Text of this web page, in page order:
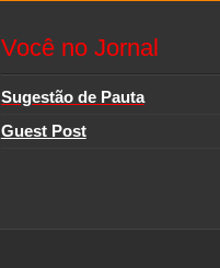
Você no Jornal
Sugestão de Pauta
Guest Post